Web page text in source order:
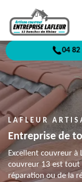
04 82
LAFLEUR
Entreprise de
Excellent couvreur à
couvreur 13 est tout
réparation ou de la